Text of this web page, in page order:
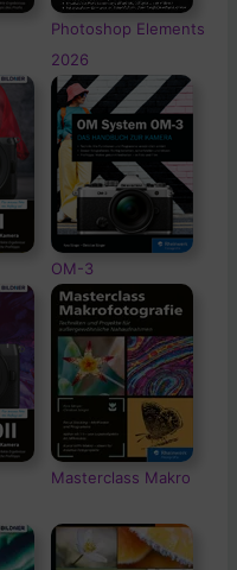
Photoshop Elements
2026
OM-3
Masterclass Makro